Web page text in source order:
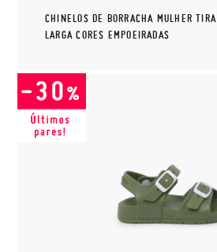
CHINELOS DE BORRACHA MULHER TIRA
LARGA CORES EMPOEIRADAS